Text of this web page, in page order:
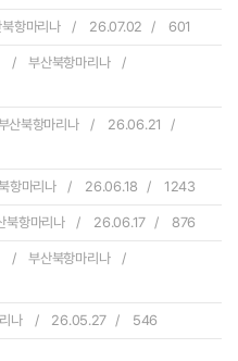
항마리나 26.07.02 601
부산북항마리나
산북항마리나
26.06.21
항마리나 26.06.18 1243
북항마리나 26.06.17 876
부산북항마리나
나 26.05.27 546